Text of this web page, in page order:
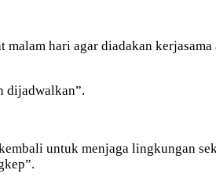
malam hari agar diadakan kerjasama
dijadwalkan”.
untuk menjaga lingkungan